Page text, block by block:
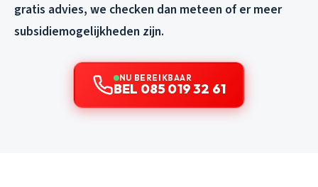
gratis advies, we checken dan meteen of er meer
subsidiemogelijkheden zijn.
NU BEREIKBAAR
BEL 085 019 32 61